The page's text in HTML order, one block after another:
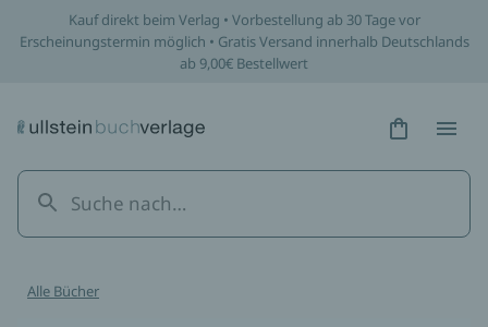
Kauf direkt beim Verlag • Vorbestellung ab 30 Tage vor
Erscheinungstermin möglich • Gratis Versand innerhalb Deutschlands
ab 9,00€ Bestellwert
Hidden
Alle Bücher